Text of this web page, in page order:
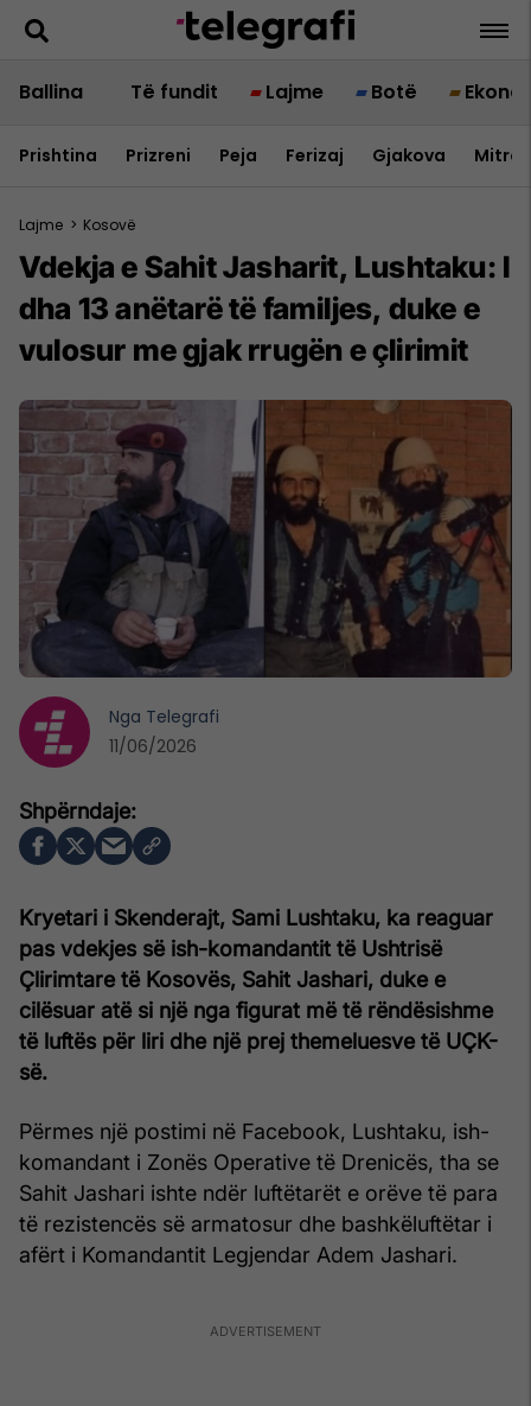
Ballina Të fundit Lajme Botë
Prishtina Prizreni Peja Ferizaj Gjakova
Lajme > Kosovë
Vdekja e Sahit Jasharit, Lushtaku: I
dha 13 anëtarë të familjes, duke e
vulosur me gjak rrugën e çlirimit
Kryetari i Skenderajt, Sami Lushtaku, ka reaguar
pas vdekjes së ish-komandantit të Ushtrisë
Çlirimtare të Kosovës, Sahit Jashari, duke e
cilësuar atë si një nga figurat më të rëndësishme
të luftës për liri dhe një prej themeluesve të UÇK-
së.
Përmes një postimi në Facebook, Lushtaku, ish-
komandant i Zonës Operative të Drenicës, tha se
Sahit Jashari ishte ndër luftëtarët e orëve të para
të rezistencës së armatosur dhe bashkëluftëtar i
afërt i Komandantit Legjendar Adem Jashari.
Nga Telegrafi
11/06/2026